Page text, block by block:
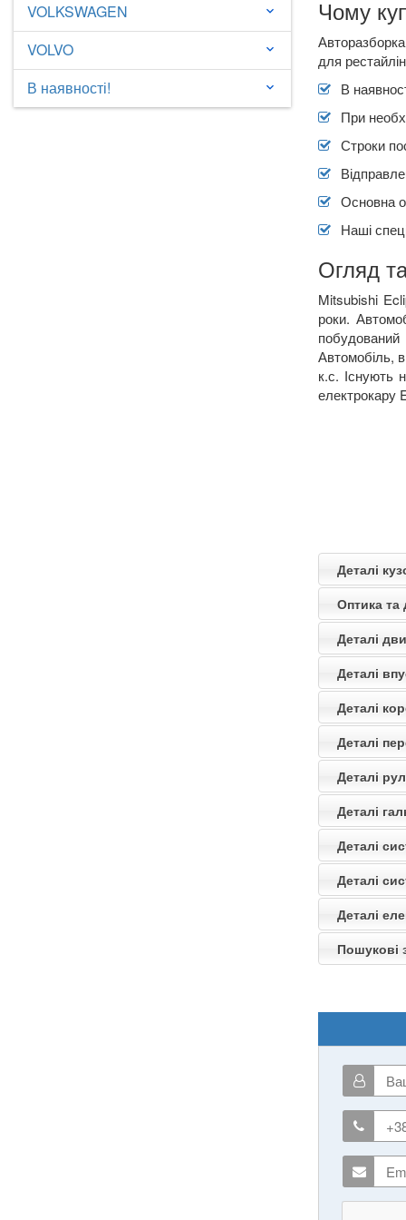
VOLKSWAGEN keyboard_arrow_down
VOLVO keyboard_arrow_down
В наявності! keyboard_arrow_down
Чому
для
В
При
Строки
Основна
Наші
Огляд
Mitsubishi
роки.
побудований
Автомобіль,
к.с. Існують
електрокару
Деталі
Оптика та
Деталі
Деталі
Деталі
Деталі
Деталі
Деталі
Деталі
Деталі
Деталі
Пошукові